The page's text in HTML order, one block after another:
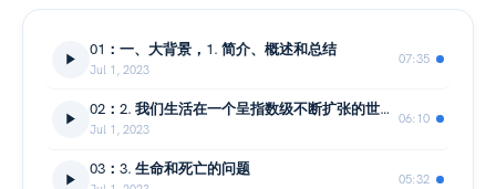
01：一、大背景，1. 简介、概述和总结
Jul 1, 2023
07:35
02：2. 我们生活在一个呈指数级不断扩张的世界中
Jul 1, 2023
06:10
03：3. 生命和死亡的问题
05:32